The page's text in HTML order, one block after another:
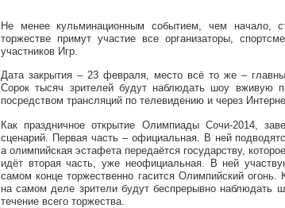
Не менее кульминационным событием, чем начало,
торжестве примут участие все организаторы,
участников Игр.
Дата закрытия – 23 февраля, место всё то же –
Сорок тысяч зрителей будут наблюдать шоу вживую
посредством трансляций по телевидению и через
Как праздничное открытие Олимпиады Сочи-2014,
сценарий. Первая часть – официальная. В ней
а олимпийская эстафета передаётся государству,
идёт вторая часть, уже неофициальная. В ней
самом конце торжественно гасится Олимпийский
на самом деле зрители будут беспрерывно наблюдать
течение всего торжества.